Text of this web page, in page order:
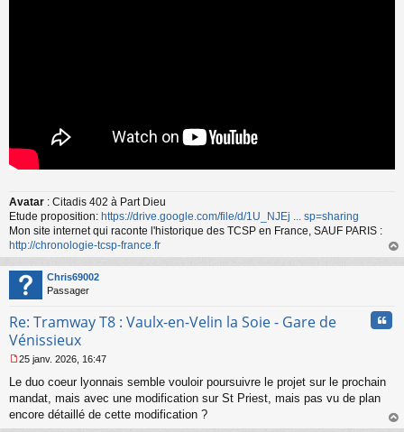
Avatar : Citadis 402 à Part Dieu
Etude proposition: https://drive.google.com/file/d/1U_NJEj ... sp=sharing
Mon site internet qui raconte l'historique des TCSP en France, SAUF PARIS :
http://chronologie-tcsp-france.fr
au
Chris69002
Passager
Re: Tramway T8 : Vaulx-en-Velin la Soie - Gare de
Vénissieux
e
s
25 janv. 2026, 16:47
Le duo coeur lyonnais semble vouloir poursuivre le projet sur le prochain
mandat, mais avec une modification sur St Priest, mais pas vu de plan
encore détaillé de cette modification ?